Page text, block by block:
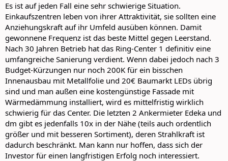
Es ist auf jeden Fall eine sehr schwierige Situation.
Einkaufszentren leben von ihrer Attraktivität, sie sollten eine
Anziehungskraft auf ihr Umfeld ausüben können. Damit
gewonnene Frequenz ist das beste Mittel gegen Leerstand.
Nach 30 Jahren Betrieb hat das Ring-Center 1 definitiv eine
umfangreiche Sanierung verdient. Wenn dabei jedoch nach 3
Budget-Kürzungen nur noch 200K für ein bisschen
Innenausbau mit Metallfolie und 20€ Baumarkt LEDs übrig
sind und man außen eine kostengünstige Fassade mit
Wärmedämmung installiert, wird es mittelfristig wirklich
schwierig für das Center. Die letzten 2 Ankermieter Edeka und
dm gibt es jedenfalls 10x in der Nähe (teils auch ordentlich
größer und mit besseren Sortiment), deren Strahlkraft ist
dadurch beschränkt. Man kann nur hoffen, dass sich der
Investor für einen langfristigen Erfolg noch interessiert.